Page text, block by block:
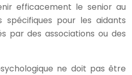
efficacement le senior au
spécifiques pour les aidants
par des associations ou des
ne doit pas être